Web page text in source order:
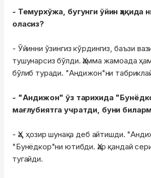
- Темурхўжа, бугунги ўйин ҳақида
оласиз?
- Ўйинни ўзингиз кўрдингиз, баъзи
тушунарсиз бўлди. Ҳамма жамоада
бўлиб туради. "Андижон"ни
- "Андижон" ўз тарихида
мағлубиятга учратди, буни
- Ҳа, ҳозир шунақа деб айтишди.
"Бунёдкор"ни ютибди. Ҳар қандай
тугайди.